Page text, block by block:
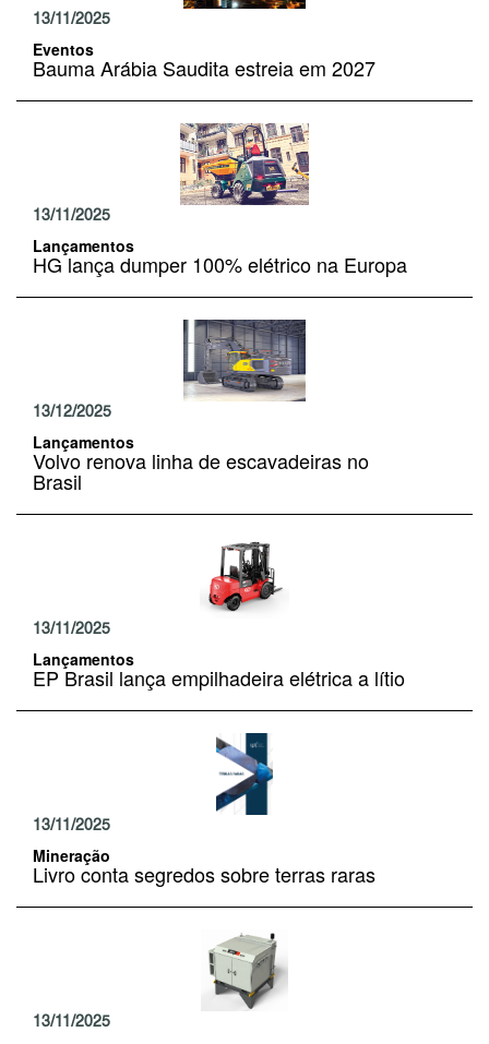
13/11/2025
Eventos
Bauma Arábia Saudita estreia em 2027
13/11/2025
Lançamentos
HG lança dumper 100% elétrico na Europa
13/12/2025
Lançamentos
Volvo renova linha de escavadeiras no
Brasil
13/11/2025
Lançamentos
EP Brasil lança empilhadeira elétrica a lítio
13/11/2025
Mineração
Livro conta segredos sobre terras raras
13/11/2025